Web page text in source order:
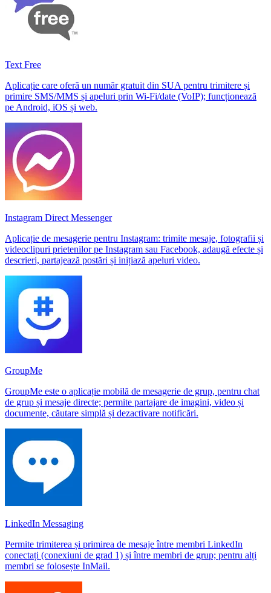
Text Free
Aplicație care oferă un număr gratuit din SUA pentru trimitere și
primire SMS/MMS și apeluri prin Wi‑Fi/date (VoIP); funcționează
pe Android, iOS și web.
Instagram Direct Messenger
Aplicație de mesagerie pentru Instagram: trimite mesaje, fotografii și
videoclipuri prietenilor pe Instagram sau Facebook, adaugă efecte și
descrieri, partajează postări și inițiază apeluri video.
GroupMe
GroupMe este o aplicație mobilă de mesagerie de grup, pentru chat
de grup și mesaje directe; permite partajare de imagini, video și
documente, căutare simplă și dezactivare notificări.
LinkedIn Messaging
Permite trimiterea și primirea de mesaje între membri LinkedIn
conectați (conexiuni de grad 1) și între membri de grup; pentru alți
membri se folosește InMail.